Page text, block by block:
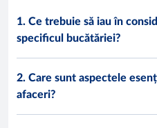
1. Ce trebuie să iau în
specificul bucătăriei?
2. Care sunt aspectele
afaceri?